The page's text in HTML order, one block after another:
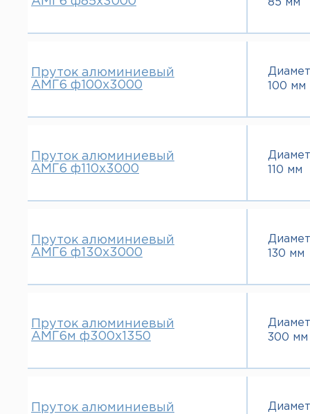
85 мм
Пруток алюминиевый
АМГ6 ф100х3000
100 мм
Пруток алюминиевый
АМГ6 ф110х3000
110 мм
Пруток алюминиевый
АМГ6 ф130х3000
130 мм
Пруток алюминиевый
АМГ6м ф300х1350
300 мм
Пруток алюминиевый